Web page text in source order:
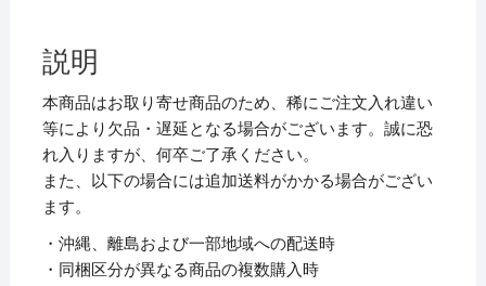
ル
ペ
ン
替
芯
1.0mm
赤
ユ
ニ
説明
本商品はお取り寄せ商品のため、稀にご注文入れ違い
等により欠品・遅延となる場合がございます。誠に恐
れ入りますが、何卒ご了承ください。
また、以下の場合には追加送料がかかる場合がござい
ます。
・沖縄、離島および一部地域への配送時
・同梱区分が異なる商品の複数購入時